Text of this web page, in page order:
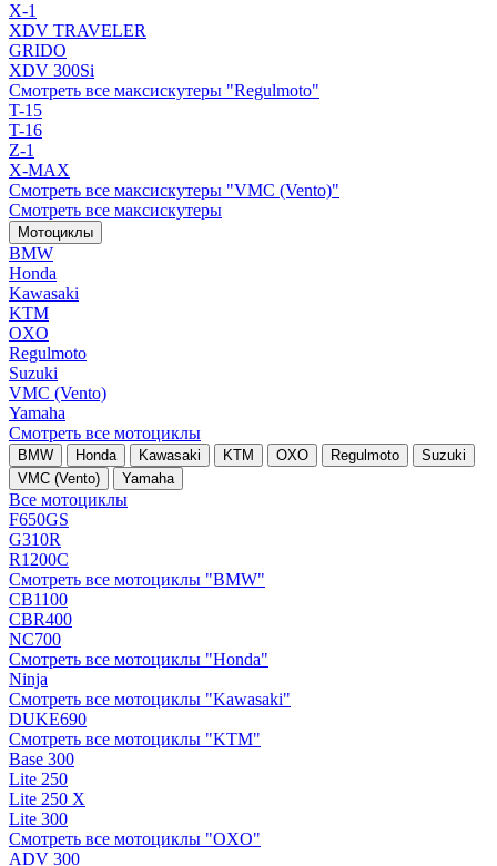
X-1
XDV TRAVELER
GRIDO
XDV 300Si
Смотреть все максискутеры "Regulmoto"
T-15
T-16
Z-1
X-MAX
Смотреть все максискутеры "VMC (Vento)"
Смотреть все максискутеры
Мотоциклы
BMW
Honda
Kawasaki
KTM
OXO
Regulmoto
Suzuki
VMC (Vento)
Yamaha
Смотреть все мотоциклы
BMW Honda Kawasaki KTM OXO Regulmoto
Suzuki
VMC (Vento)
Yamaha
Все мотоциклы
F650GS
G310R
R1200C
Смотреть все мотоциклы "BMW"
CB1100
CBR400
NC700
Смотреть все мотоциклы "Honda"
Ninja
Смотреть все мотоциклы "Kawasaki"
DUKE690
Смотреть все мотоциклы "KTM"
Base 300
Lite 250
Lite 250 X
Lite 300
Смотреть все мотоциклы "OXO"
ADV 300